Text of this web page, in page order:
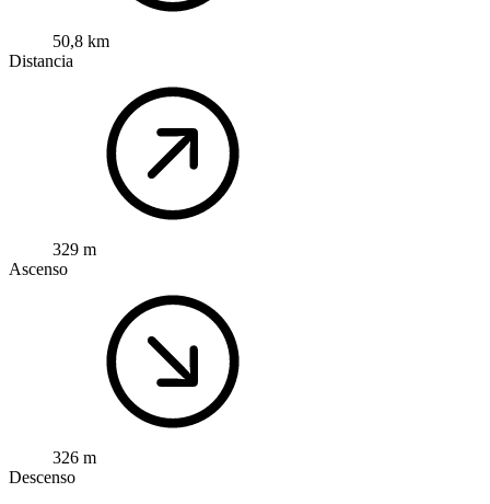
50,8 km
Distancia
329 m
Ascenso
326 m
Descenso